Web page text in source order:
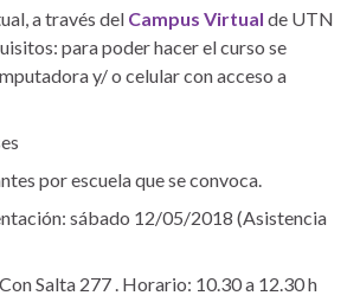
a través del Campus Virtual de UTN
para poder hacer el curso se
y/ o celular con acceso a
por escuela que se convoca.
sábado 12/05/2018 (Asistencia
Salta 277 . Horario: 10.30 a 12.30 h